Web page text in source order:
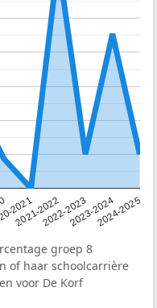
2021
2021-20222022-20232023-20242024-2025
groep 8
of haar schoolcarrière
voor De Korf